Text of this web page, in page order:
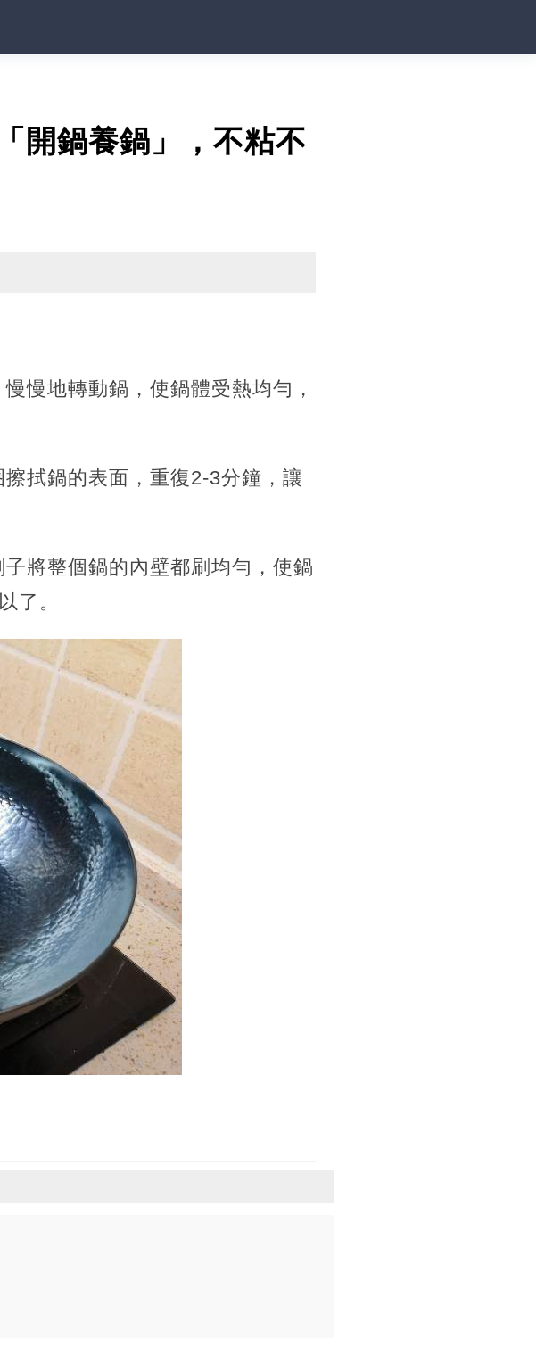
開鍋養鍋」，不粘不
慢地轉動鍋，使鍋體受熱均勻，
拭鍋的表面，重復2-3分鐘，讓
將整個鍋的內壁都刷均勻，使鍋
了。